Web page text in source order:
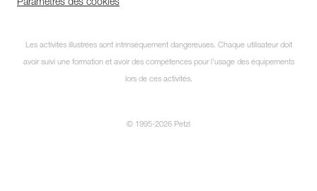
Paramètres des cookies
Les activités illustrées sont intrinsèquement dangereuses. Chaque utilisateur doit
avoir suivi une formation et avoir des compétences pour l’usage des équipements
lors de ces activités.
© 1995-2026 Petzl